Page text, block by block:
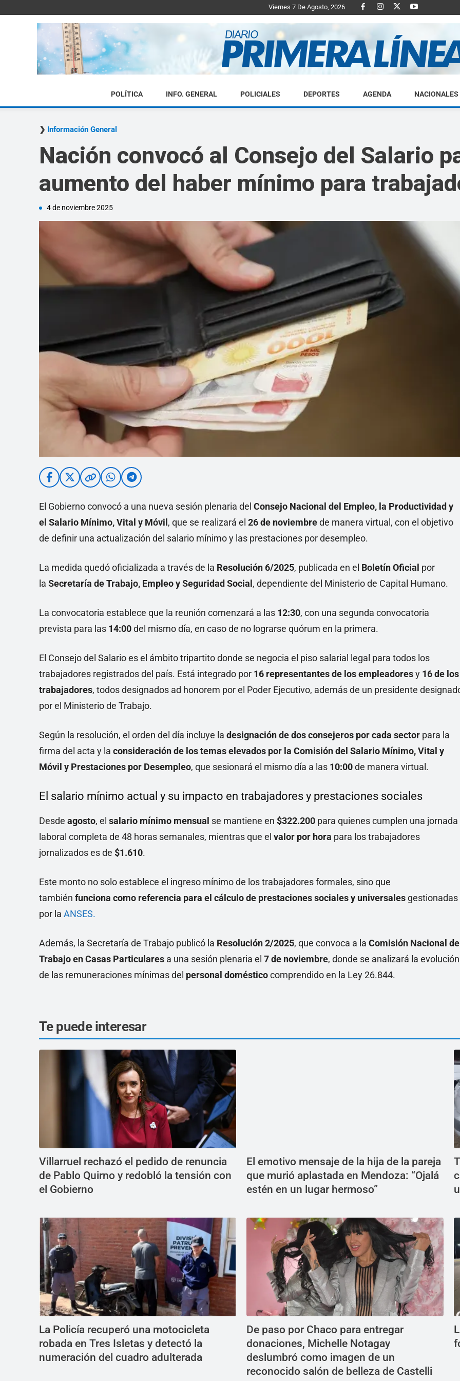
Viernes 7 De Agosto, 2026
Diario
POLÍTICA INFO. GENERAL POLICIALES DEPORTES AGENDA NACIONALES
Información General
Nación convocó al Consejo del Salario
aumento del haber mínimo para
4 de noviembre 2025
El Gobierno convocó a una nueva sesión plenaria del Consejo Nacional del Empleo, la Productividad y
el Salario Mínimo, Vital y Móvil, que se realizará el 26 de noviembrede manera virtual, con el objetivo
de definir una actualización del salario mínimo y las prestaciones por desempleo.
La medida quedó oficializada a través de la Resolución 6/2025, publicada en el Boletín Oficial por
la Secretaría de Trabajo, Empleo y Seguridad Social, dependiente del Ministerio de Capital Humano.
La convocatoria establece que la reunión comenzará a las 12:30, con una segunda convocatoria
prevista para las 14:00del mismo día, en caso de no lograrse quórum en la primera.
El Consejo del Salario es el ámbito tripartito donde se negocia el piso salarial legal para todos los
trabajadores registrados del país. Está integrado por 16 representantes de los empleadoresy 16 de los
trabajadores, todos designados ad honorem por el Poder Ejecutivo, además de un presidente
por el Ministerio de Trabajo.
Según la resolución, el orden del día incluye la designación de dos consejeros por cada sector para la
firma del acta y la consideración de los temas elevados por la Comisión del Salario Mínimo, Vital y
Móvil y Prestaciones por Desempleo, que sesionará el mismo día a las 10:00de manera virtual.
El salario mínimo actual y su impacto en trabajadores y prestaciones sociales
Desde agosto, el salario mínimo mensual se mantiene en $322.200 para quienes cumplen una jornada
laboral completa de 48 horas semanales, mientras que el valor por hora para los trabajadores
jornalizados es de $1.610.
Este monto no solo establece el ingreso mínimo de los trabajadores formales, sino que
también funciona como referencia para el cálculo de prestaciones sociales y universales gestionadas
por la ANSES.
Además, la Secretaría de Trabajo publicó la Resolución 2/2025, que convoca a la Comisión Nacional de
Trabajo en Casas Particulares a una sesión plenaria el 7 de noviembre, donde se analizará la evolución
de las remuneraciones mínimas del personal domésticocomprendido en la Ley 26.844.
Te puede interesar
Villarruel rechazó el pedido de renuncia
de Pablo Quirno y redobló la tensión con
el Gobierno
El emotivo mensaje de la hija de la pareja
que murió aplastada en Mendoza: “Ojalá
estén en un lugar hermoso”
La Policía recuperó una motocicleta
robada en Tres Isletas y detectó la
numeración del cuadro adulterada
De paso por Chaco para entregar
donaciones, Michelle Notagay
deslumbró como imagen de un
reconocido salón de belleza de Castelli